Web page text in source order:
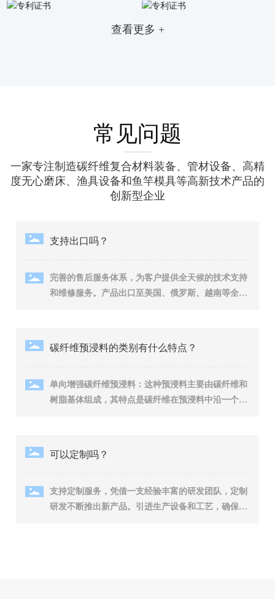
查看更多 +
常见问题
一家专注制造碳纤维复合材料装备、管材设备、高精
度无心磨床、渔具设备和鱼竿模具等高新技术产品的
创新型企业
支持出口吗？
完善的售后服务体系，为客户提供全天候的技术支持
和维修服务。产品出口至美国、俄罗斯、越南等全球
碳纤维预浸料的类别有什么特点？
单向增强碳纤维预浸料：‌这种预浸料主要由碳纤维和
树脂基体组成，‌其特点是碳纤维在预浸料中沿一个方
多向增强碳纤维预浸料中的碳纤维在多个方向上排
各个方向上的性能相对均衡。‌多向增强预浸料适用于
需要承受多方向应力的复杂结构，‌能够提供更好的整
可以定制吗？
支持定制服务，凭借一支经验丰富的研发团队，定制
研发不断推出新产品。引进生产设备和工艺，确保产